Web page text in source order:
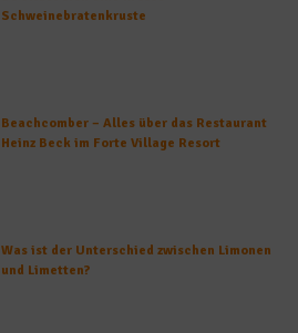
Schweinebratenkruste
Beachcomber – Alles über das Restaurant
Heinz Beck im Forte Village Resort
Was ist der Unterschied zwischen Limonen
und Limetten?